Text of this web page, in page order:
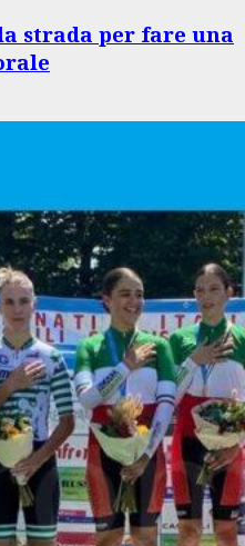
strada per fare una